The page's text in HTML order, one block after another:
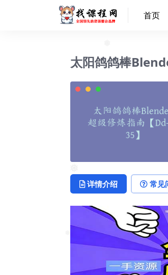
❅
首页
太阳鸽鸽棒
详情介绍 常见